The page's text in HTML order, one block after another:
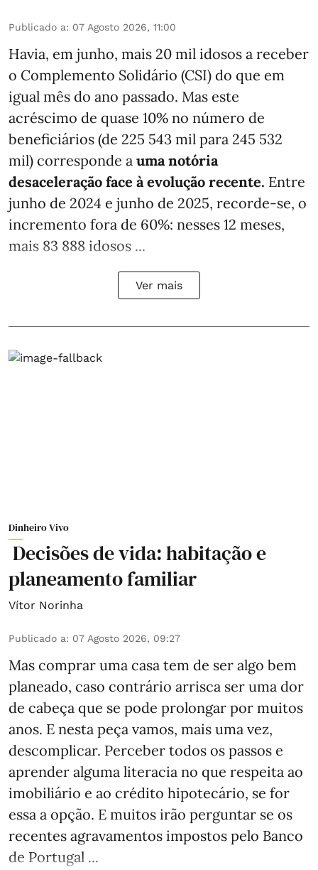
Publicado a: 07 Agosto 2026, 11:00
Havia, em junho, mais 20 mil idosos a receber
o Complemento Solidário (CSI) do que em
igual mês do ano passado. Mas este
acréscimo de quase 10% no número de
beneficiários (de 225 543 mil para 245 532
mil) corresponde a uma notória
desaceleração face à evolução recente. Entre
junho de 2024 e junho de 2025, recorde-se, o
incremento fora de 60%: nesses 12 meses,
mais 83 888 idosos ...
Ver mais
Dinheiro Vivo
Decisões de vida: habitação e
planeamento familiar
Vítor Norinha
Publicado a: 07 Agosto 2026, 09:27
Mas comprar uma casa tem de ser algo bem
planeado, caso contrário arrisca ser uma dor
de cabeça que se pode prolongar por muitos
anos. E nesta peça vamos, mais uma vez,
descomplicar. Perceber todos os passos e
aprender alguma literacia no que respeita ao
imobiliário e ao crédito hipotecário, se for
essa a opção. E muitos irão perguntar se os
recentes agravamentos impostos pelo Banco
de Portugal ...